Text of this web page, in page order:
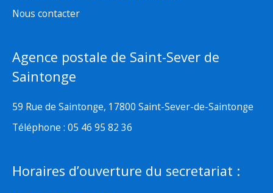
Nous contacter
Agence postale de Saint-Sever de
Saintonge
59 Rue de Saintonge, 17800 Saint-Sever-de-Saintonge
Téléphone : 05 46 95 82 36
Horaires d’ouverture du secretariat :